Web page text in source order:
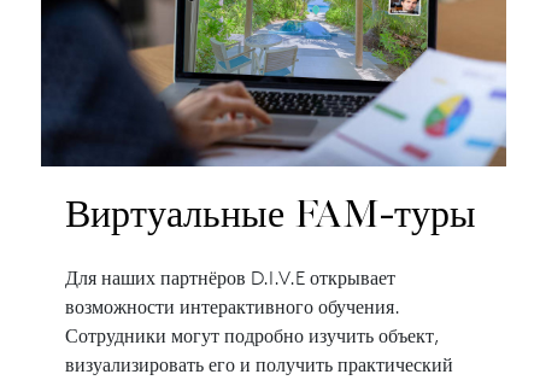
Виртуальные FAM-туры
Для наших партнёров D.I.V.E открывает
возможности интерактивного обучения.
Сотрудники могут подробно изучить объект,
визуализировать его и получить практический